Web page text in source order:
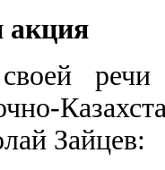
акция
речи
Зайцев: